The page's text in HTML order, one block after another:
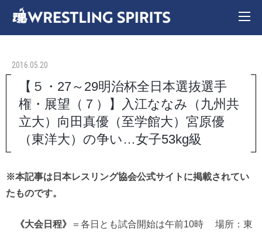
2016.05.20
【５・27～29明治杯全日本選抜選手
権・展望（７）】入江ななみ（九州共
立大）向田真優（至学館大）宮原優
（東洋大）の争い…女子53kg級
※本記事は日本レスリング協会公式サイトに掲載されてい
たものです。
《大会日程》
＝各日とも試合開始は午前10時 場所：東